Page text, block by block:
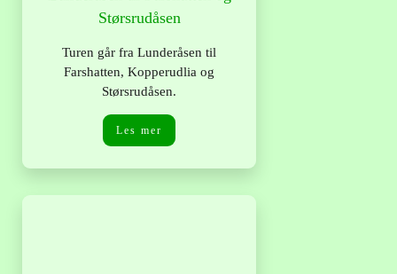
Størsrudåsen
Turen går fra Lunderåsen til
Farshatten, Kopperudlia og
Størsrudåsen.
Les mer